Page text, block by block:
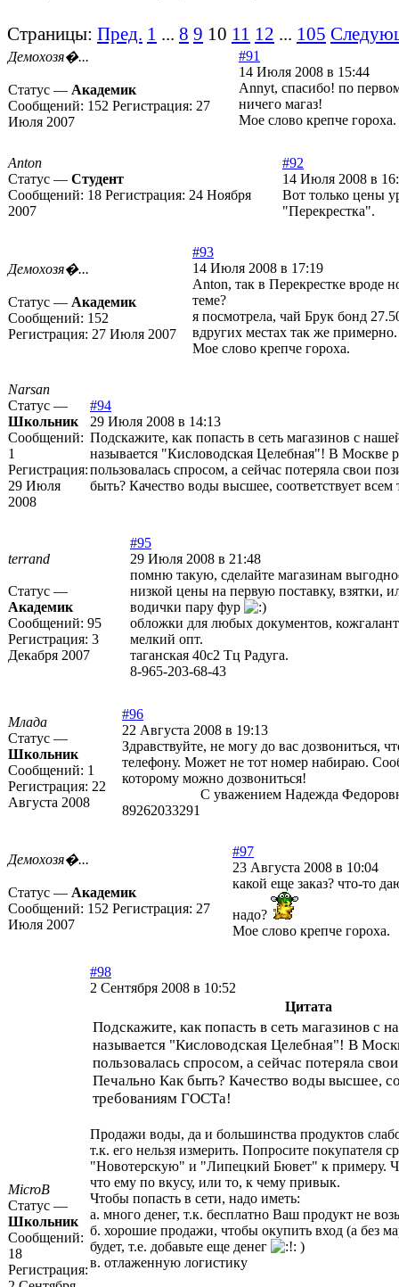
Страницы: Пред. 1 ... 8 9 10 11 12 ... 105
Демохозя�...
Статус — Академик
Сообщений: 152 Регистрация: 27
Июля 2007
#91
14 Июля 2008 в 15:44
Annyt, спасибо! по
ничего магаз!
Мое слово крепче гороха.
Anton
Статус — Студент
Сообщений: 18 Регистрация: 24 Ноября
2007
#92
14 Июля 2008 в
Вот только цены
"Перекрестка".
Демохозя�...
Статус — Академик
Сообщений: 152
Регистрация: 27 Июля 2007
#93
14 Июля 2008 в 17:19
Anton, так в Перекрестке вроде
теме?
я посмотрела, чай Брук бонд
вдругих местах так же примерно.
Мое слово крепче гороха.
Narsan
Статус —
Школьник
Сообщений:
1
Регистрация:
29 Июля
2008
#94
29 Июля 2008 в 14:13
Подскажите, как попасть в сеть магазинов с
называется "Кисловодская Целебная"! В Москве
пользовалась спросом, а сейчас потеряла свои
быть? Качество воды высшее, соответствует
terrand
Статус —
Академик
Сообщений: 95
Регистрация: 3
Декабря 2007
#95
29 Июля 2008 в 21:48
помню такую, сделайте магазинам
низкой цены на первую поставку, взятки,
водички пару фур
обложки для любых документов,
мелкий опт.
таганская 40с2 Тц Радуга.
8-965-203-68-43
Млада
Статус —
Школьник
Сообщений: 1
Регистрация: 22
Августа 2008
#96
22 Августа 2008 в 19:13
Здравствуйте, не могу до вас дозвониться,
телефону. Может не тот номер набираю.
которому можно дозвониться!
С уважением Надежда
89262033291
Демохозя�...
Статус — Академик
Сообщений: 152 Регистрация: 27
Июля 2007
#97
23 Августа 2008 в 10:04
какой еще заказ? что-то
надо?
Мое слово крепче гороха.
MicroB
Статус —
Школьник
Сообщений:
18
Регистрация:
#98
2 Сентября 2008 в 10:52
Цитата
Подскажите, как попасть в сеть магазинов с
называется "Кисловодская Целебная"! В
пользовалась спросом, а сейчас потеряла
Печально Как быть? Качество воды высшее,
требованиям ГОСТа!
Продажи воды, да и большинства продуктов слабо
т.к. его нельзя измерить. Попросите покупателя
"Новотерскую" и "Липецкий Бювет" к примеру.
что ему по вкусу, или то, к чему привык.
Чтобы попасть в сети, надо иметь:
а. много денег, т.к. бесплатно Ваш продукт не
б. хорошие продажи, чтобы окупить вход (а без
будет, т.е. добавьте еще денег
)
в. отлаженную логистику